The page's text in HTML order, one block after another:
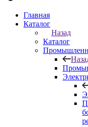
Главная
Каталог
Назад
Каталог